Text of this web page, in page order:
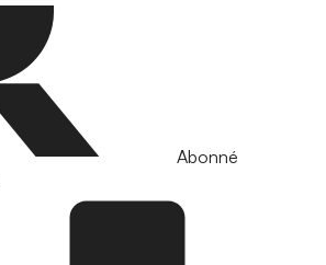
Abonné